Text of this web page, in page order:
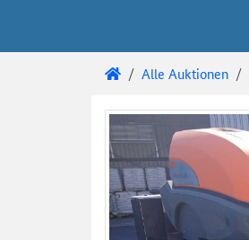
Zoll-Auktion
Alle Auktionen